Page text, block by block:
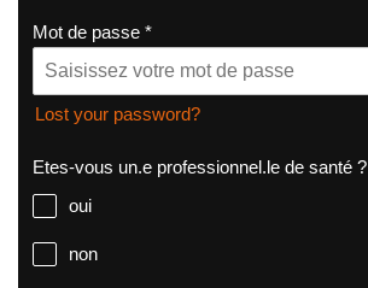
Mot de passe *
Lost your password?
Etes-vous un.e professionnel.le de santé ?
oui
non